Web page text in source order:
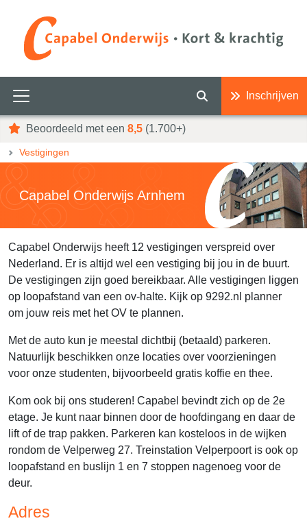
Inschrijven
Beoordeeld met een 8,5 (1.700+)
Vestigingen
Capabel Onderwijs Arnhem
Capabel Onderwijs heeft 12 vestigingen verspreid over
Nederland. Er is altijd wel een vestiging bij jou in de buurt.
De vestigingen zijn goed bereikbaar. Alle vestigingen liggen
op loopafstand van een ov-halte. Kijk op 9292.nl planner
om jouw reis met het OV te plannen.
Met de auto kun je meestal dichtbij (betaald) parkeren.
Natuurlijk beschikken onze locaties over voorzieningen
voor onze studenten, bijvoorbeeld gratis koffie en thee.
Kom ook bij ons studeren! Capabel bevindt zich op de 2e
etage. Je kunt naar binnen door de hoofdingang en daar de
lift of de trap pakken. Parkeren kan kosteloos in de wijken
rondom de Velperweg 27. Treinstation Velperpoort is ook op
loopafstand en buslijn 1 en 7 stoppen nagenoeg voor de
deur.
Adres